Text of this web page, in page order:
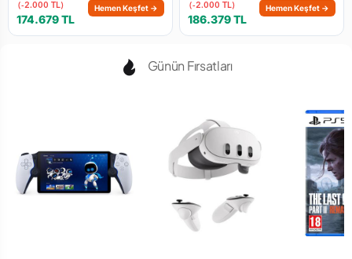
(-2.000 TL)
174.679 TL
Hemen Keşfet → (-2.000 TL)
186.379 TL
Hemen Keşfet →
Günün Fırsatları